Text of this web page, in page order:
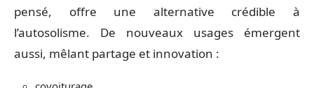
pensé, offre une alternative crédible à
l’autosolisme. De nouveaux usages émergent
aussi, mêlant partage et innovation :